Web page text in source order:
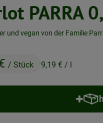
PARRA
und vegan von der Familie
/ Stück 9,19 € / l
hinzufügen